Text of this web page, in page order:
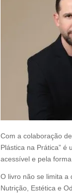
Com a colaboração
Plástica na Prática”
acessível e pela
O livro não se limita a
Nutrição, Estética e